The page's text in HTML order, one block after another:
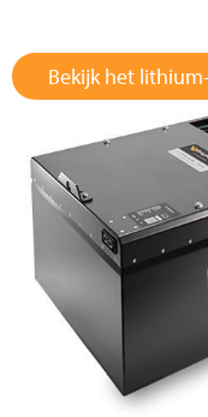
Bekijk het